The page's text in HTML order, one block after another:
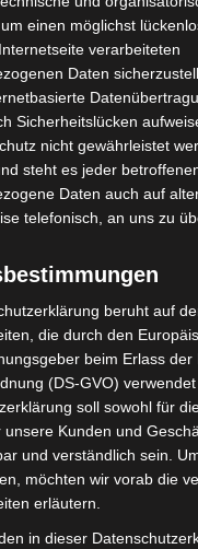
Großen Garten: Mo.-
10-12 Uhr und 14-17
in der Sommersaison:
Garten,
5 Euro
Euro/ermäßigt 1,50
frei
Termine stellen den
dar. Es ist möglich,
Veranstaltungen
stattfinden!
einen möglichst
verarbeiteten
Daten
Sicherheitslücken
nicht gewährleistet
steht es jeder
Daten auch auf
telefonisch, an uns zu
beruht auf
die durch den
beim Erlass der
(DS-GVO)
soll sowohl für
unsere Kunden und
und verständlich sein.
möchten wir vorab die
erläutern.
in dieser